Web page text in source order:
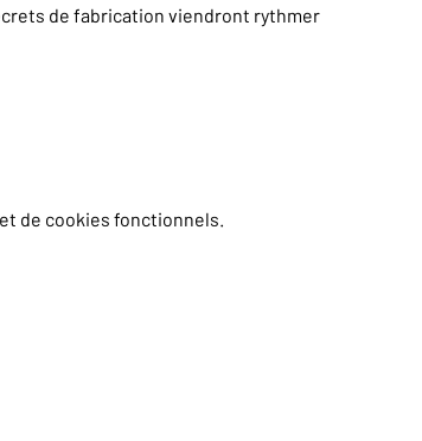
de fabrication viendront rythmer
de cookies fonctionnels.